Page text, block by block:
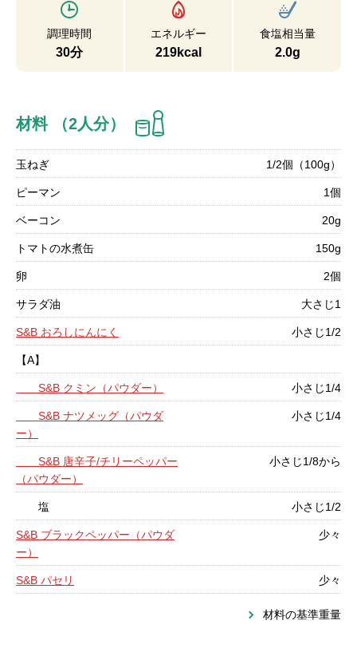
調理時間
30分
エネルギー
219kcal
食塩相当量
2.0g
材料 （2人分）
玉ねぎ 1/2個（100g）
ピーマン 1個
ベーコン 20g
トマトの水煮缶 150g
卵 2個
サラダ油 大さじ1
S&B おろしにんにく 小さじ1/2
【A】
S&B クミン（パウダー） 小さじ1/4
S&B ナツメッグ（パウダ
ー）
小さじ1/4
S&B 唐辛子/チリーペッパー
（パウダー）
小さじ1/8から
塩 小さじ1/2
S&B ブラックペッパー（パウダ
ー）
少々
S&B パセリ 少々
材料の基準重量